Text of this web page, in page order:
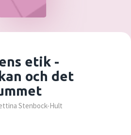
etik -
och det
Stenbock-Hult